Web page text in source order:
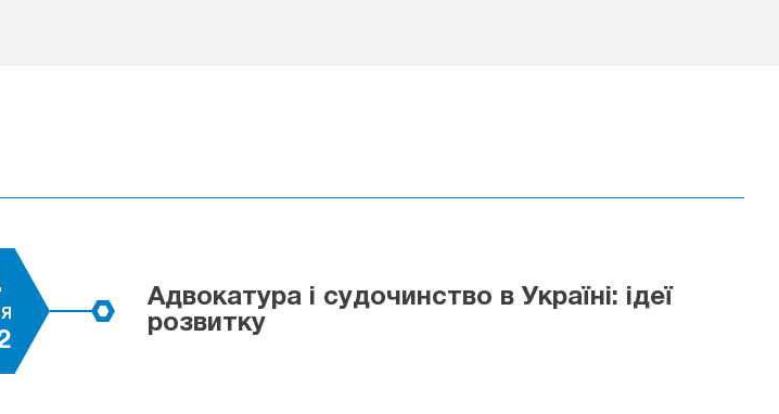
Адвокатура і судочинство в Україні: ідеї
розвитку